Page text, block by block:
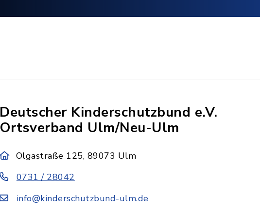
Deutscher Kinderschutzbund e.V.
Ortsverband Ulm/Neu-Ulm
Olgastraße 125, 89073 Ulm
0731 / 28042
info@kinderschutzbund-ulm.de